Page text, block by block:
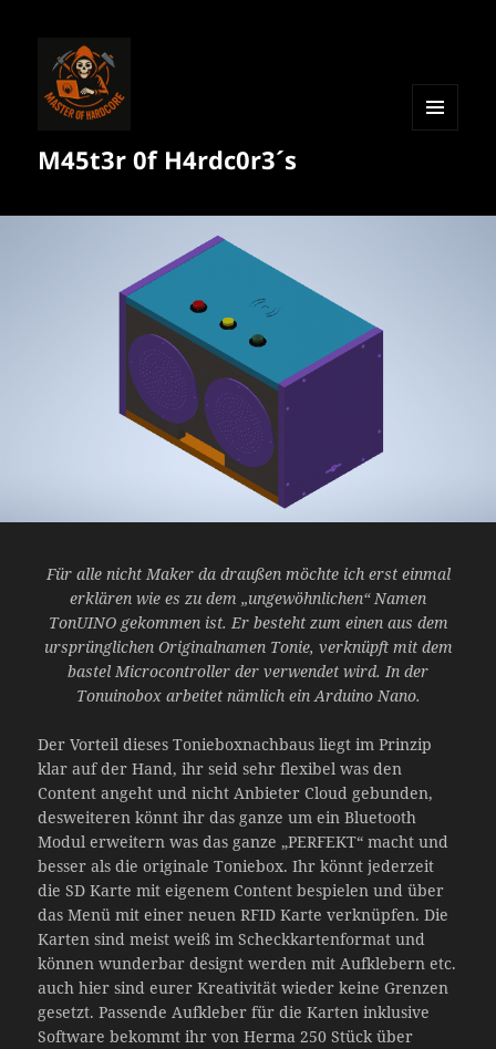
M45t3r 0f H4rdc0r3´s
Für alle nicht Maker da draußen möchte ich erst einmal
erklären wie es zu dem „ungewöhnlichen“ Namen
TonUINO gekommen ist. Er besteht zum einen aus dem
ursprünglichen Originalnamen Tonie, verknüpft mit dem
bastel Microcontroller der verwendet wird. In der
Tonuinobox arbeitet nämlich ein Arduino Nano.
Der Vorteil dieses Tonieboxnachbaus liegt im Prinzip
klar auf der Hand, ihr seid sehr flexibel was den
Content angeht und nicht Anbieter Cloud gebunden,
desweiteren könnt ihr das ganze um ein Bluetooth
Modul erweitern was das ganze „PERFEKT“ macht und
besser als die originale Toniebox. Ihr könnt jederzeit
die SD Karte mit eigenem Content bespielen und über
das Menü mit einer neuen RFID Karte verknüpfen. Die
Karten sind meist weiß im Scheckkartenformat und
können wunderbar designt werden mit Aufklebern etc.
auch hier sind eurer Kreativität wieder keine Grenzen
gesetzt. Passende Aufkleber für die Karten inklusive
Software bekommt ihr von Herma 250 Stück über